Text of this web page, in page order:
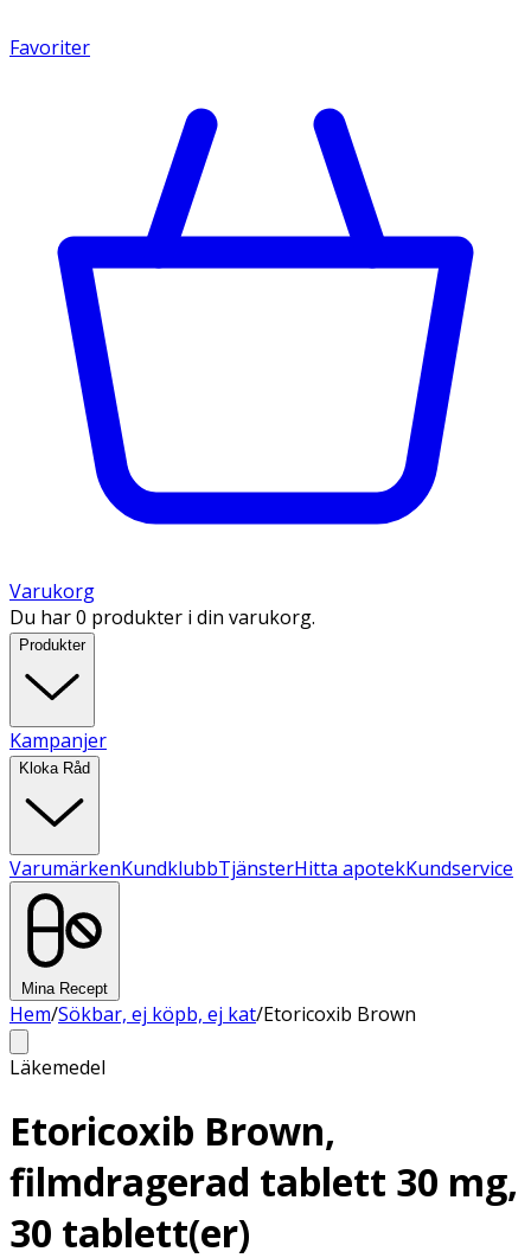
Favoriter
Varukorg
Du har 0 produkter i din varukorg.
Produkter
Kampanjer
Kloka Råd
VarumärkenKundklubbTjänsterHitta apotekKundservice
Mina Recept
Hem/Sökbar, ej köpb, ej kat/Etoricoxib Brown
Läkemedel
Etoricoxib Brown,
filmdragerad tablett 30 mg,
30 tablett(er)